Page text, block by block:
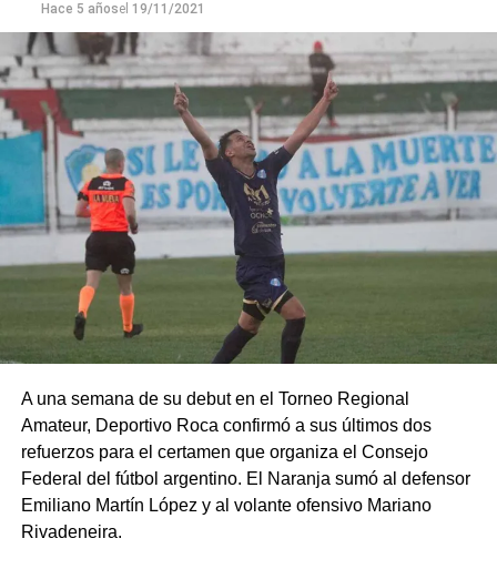
Hace 5 añosel 19/11/2021
A una semana de su debut en el Torneo Regional
Amateur, Deportivo Roca confirmó a sus últimos dos
refuerzos para el certamen que organiza el Consejo
Federal del fútbol argentino. El Naranja sumó al defensor
Emiliano Martín López y al volante ofensivo Mariano
Rivadeneira.